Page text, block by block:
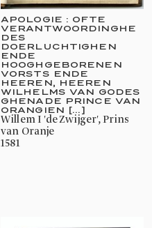
APOLOGIE : OFTE
VERANTWOORDINGHE
DES
DOERLUCHTIGHEN
ENDE
HOOGHGEBORENEN
VORSTS ENDE
HEEREN, HEEREN
WILHELMS VAN GODES
GHENADE PRINCE VAN
ORANGIEN [...]
Willem I 'de Zwijger', Prins
van Oranje
1581